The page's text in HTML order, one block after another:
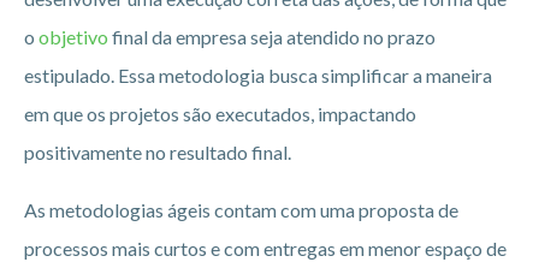
o objetivo final da empresa seja atendido no prazo
estipulado. Essa metodologia busca simplificar a maneira
em que os projetos são executados, impactando
positivamente no resultado final.
As metodologias ágeis contam com uma proposta de
processos mais curtos e com entregas em menor espaço de